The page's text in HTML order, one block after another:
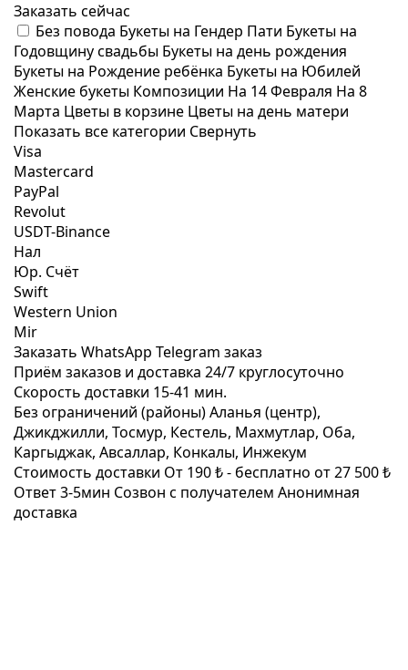
Заказать сейчас
Без повода Букеты на Гендер Пати Букеты на
Годовщину свадьбы Букеты на день рождения
Букеты на Рождение ребёнка Букеты на Юбилей
Женские букеты Композиции На 14 Февраля На 8
Марта Цветы в корзине Цветы на день матери
Показать все категории Свернуть
Visa
Mastercard
PayPal
Revolut
USDT-Binance
Нал
Юр. Счёт
Swift
Western Union
Mir
Заказать WhatsApp Telegram заказ
Приём заказов и доставка 24/7 круглосуточно
Скорость доставки 15-41 мин.
Без ограничений (районы)Аланья (центр),
Джикджилли, Тосмур, Кестель, Махмутлар, Оба,
Каргыджак, Авсаллар, Конкалы, Инжекум
Стоимость доставки От 190 ₺ - бесплатно от 27 500 ₺
Ответ 3-5мин Созвон с получателем Анонимная
доставка